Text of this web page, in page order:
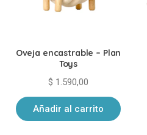
Oveja encastrable – Plan
Toys
$ 1.590,00
Añadir al carrito